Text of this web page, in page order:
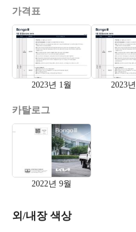
가격표
2023년 1월 2023
카탈로그
2022년 9월
외/내장 색상